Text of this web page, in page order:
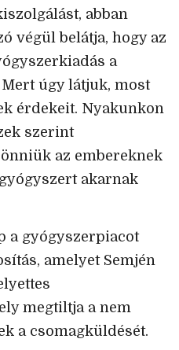
abban
végül belátja, hogy az
a
úgy látjuk, most
érdekeit. Nyakunkon
szerint
az embereknek
akarnak
a gyógyszerpiacot
amelyet Semjén
megtiltja a nem
a csomagküldését.